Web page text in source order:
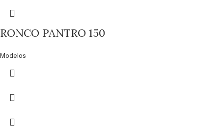
RONCO PANTRO 150
Modelos